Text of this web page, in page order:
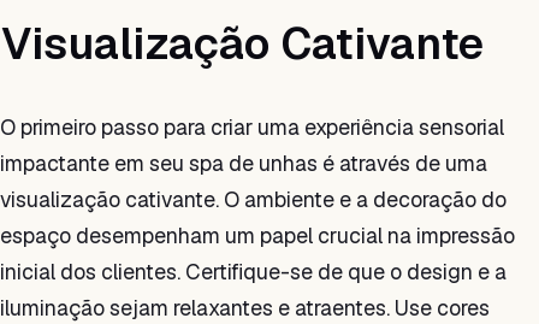
Visualização Cativante
O primeiro passo para criar uma experiência sensorial
impactante em seu spa de unhas é através de uma
visualização cativante. O ambiente e a decoração do
espaço desempenham um papel crucial na impressão
inicial dos clientes. Certifique-se de que o design e a
iluminação sejam relaxantes e atraentes. Use cores